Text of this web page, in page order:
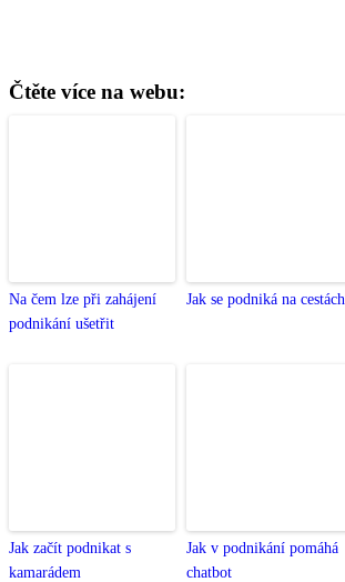
Čtěte více na webu:
Na čem lze při zahájení
podnikání ušetřit
Jak se podniká na cestách
Jak začít podnikat s
kamarádem
Jak v podnikání pomáhá
chatbot